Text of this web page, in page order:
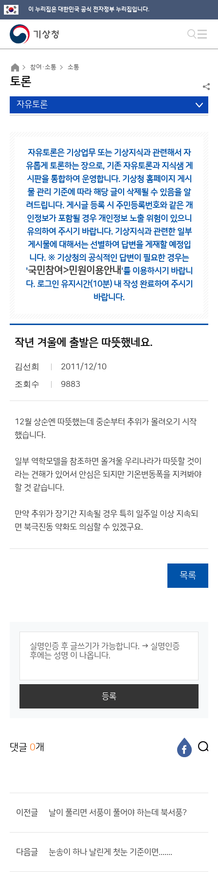
이 누리집은 대한민국 공식 전자정부 누리집입니다.
참여·소통 소통
토론
자유토론
자유토론은 기상업무 또는 기상지식과 관련해서 자
유롭게 토론하는 장으로, 기존 자유토론과 지식샘 게
시판을 통합하여 운영합니다. 기상청 홈페이지 게시
물 관리 기준에 따라 해당 글이 삭제될 수 있음을 알
려드립니다. 게시글 등록 시 주민등록번호와 같은 개
인정보가 포함될 경우 개인정보 노출 위험이 있으니
유의하여 주시기 바랍니다. 기상지식과 관련한 일부
게시물에 대해서는 선별하여 답변을 게재할 예정입
니다. ※ 기상청의 공식적인 답변이 필요한 경우는
'국민참여>민원이용안내 '를 이용하시기 바랍니
다. 로그인 유지시간(10분) 내 작성 완료하여 주시기
바랍니다.
작년 겨울에 출발은 따뜻했네요.
김선희 2011/12/10
조회수 9883
12월 상순엔 따뜻했는데 중순부터 추위가 몰려오기 시작
했습니다.
일부 역학모델을 참조하면 올겨울 우리나라가 따뜻할 것이
라는 견해가 있어서 안심은 되지만 기온변동폭을 지켜봐야
할 것 같습니다.
만약 추위가 장기간 지속될 경우 특히 일주일 이상 지속되
면 북극진동 약화도 의심할 수 있겠구요.
목록
등록
댓글 0개
이전글 날이 풀리면 서풍이 풀어야 하는데 북서풍?
다음글 눈송이 하나 날린게 첫눈 기준이면.......